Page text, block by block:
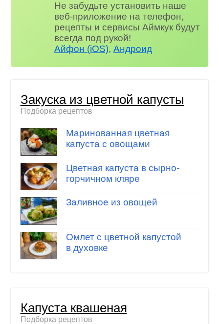
Не забудьте установить наше
веб-приложение на телефон,
рецепты и сервисы Аймкук будут
всегда под рукой!
Айфон (iOS),Андроид
Закуска из цветной капусты
Подборка рецептов
Маринованная цветная
капуста с овощами
Цветная капуста в сырно-
горчичном кляре
Заливное из овощей
Омлет с цветной капустой
в духовке
Капуста квашеная
Подборка рецептов